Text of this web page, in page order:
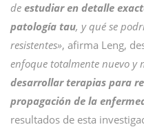
de estudiar en detalle
patología tau, y qué se
resistentes», afirma Leng,
enfoque totalmente nuevo y
desarrollar terapias para
propagación de la
resultados de esta